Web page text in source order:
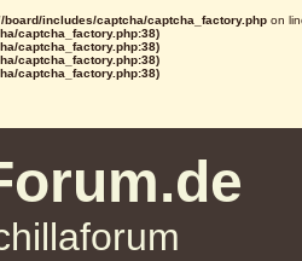
board/includes/captcha/captcha_factory.php on
captcha_factory.php:38)
captcha_factory.php:38)
captcha_factory.php:38)
captcha_factory.php:38)